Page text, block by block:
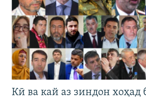
Кӣ ва кай аз зиндон хоҳад